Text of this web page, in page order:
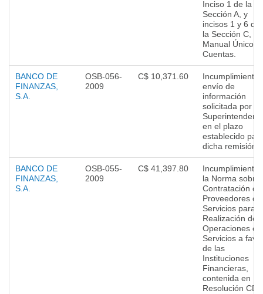
Inciso 1 de la
Sección A, y
incisos 1 y 6 de
la Sección C,
Manual Único
Cuentas.
BANCO DE
FINANZAS,
S.A.
OSB-056-
2009
C$ 10,371.60
Incumplimiento
envío de
información
solicitada por el
en el plazo
establecido
dicha remisión.
BANCO DE
FINANZAS,
S.A.
OSB-055-
2009
C$ 41,397.80
Incumplimiento
la Norma sobre
Contratación de
Proveedores de
Servicios para
Realización de
Operaciones o
Servicios a
de las
Instituciones
Financieras,
contenida en
Resolución CD-